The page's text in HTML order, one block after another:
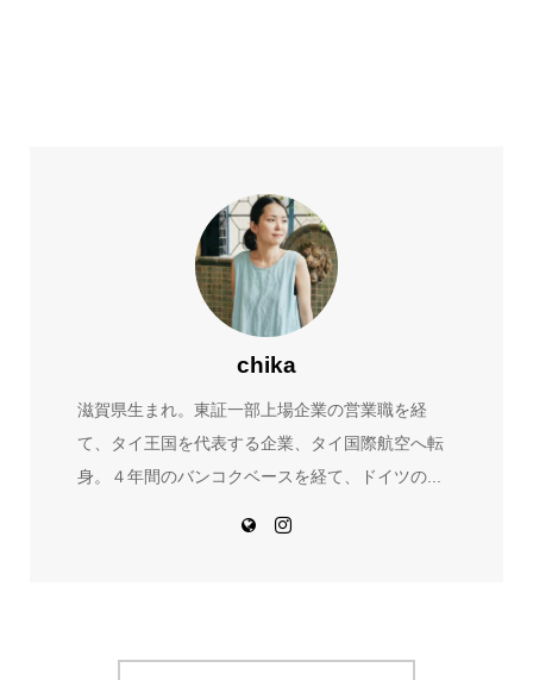
chika
滋賀県生まれ。東証一部上場企業の営業職を経
て、タイ王国を代表する企業、タイ国際航空へ転
身。４年間のバンコクベースを経て、ドイツの...